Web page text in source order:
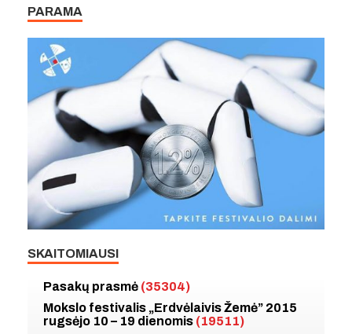
PARAMA
SKAITOMIAUSI
Pasakų prasmė (35304)
Mokslo festivalis „Erdvėlaivis Žemė” 2015
rugsėjo 10 – 19 dienomis (19511)